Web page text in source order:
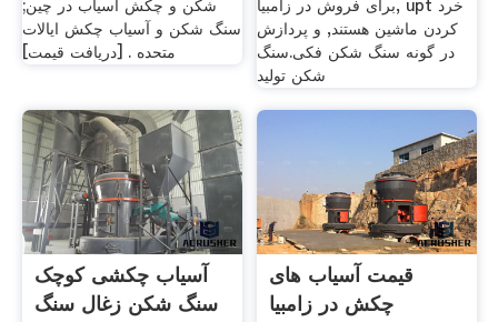
شکن و چکش آسیاب در چین;
سنگ شکن و آسیاب چکش ایالات
متحده . [دریافت قیمت]
برای فروش در زامبیا, upt خرد
کردن ماشین هستند, و پردازش
در گونه سنگ شکن فکی.سنگ
شکن تولید
آسیاب چکشی کوچک
سنگ شکن زغال سنگ
قیمت آسیاب های
چکش در زامبیا